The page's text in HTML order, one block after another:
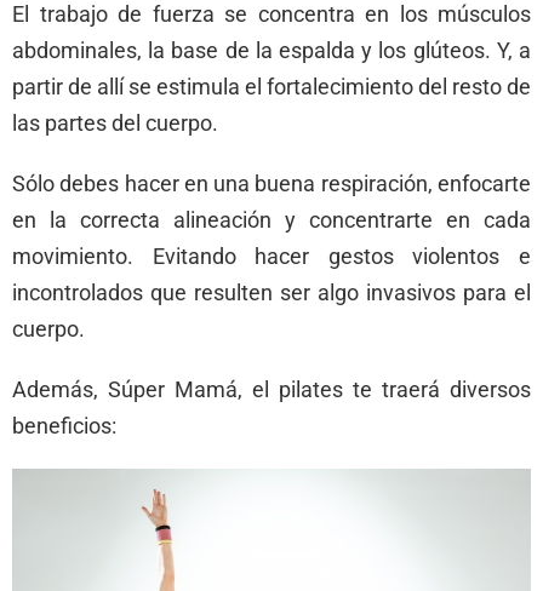
El trabajo de fuerza se concentra en los músculos
abdominales, la base de la espalda y los glúteos. Y, a
partir de allí se estimula el fortalecimiento del resto de
las partes del cuerpo.
Sólo debes hacer en una buena respiración, enfocarte
en la correcta alineación y concentrarte en cada
movimiento. Evitando hacer gestos violentos e
incontrolados que resulten ser algo invasivos para el
cuerpo.
Además, Súper Mamá, el pilates te traerá diversos
beneficios: